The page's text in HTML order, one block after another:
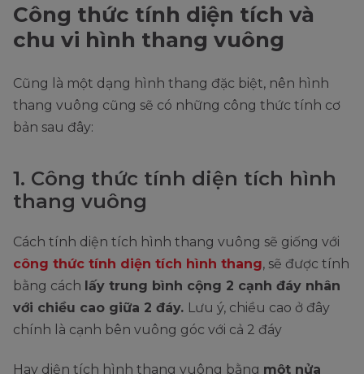
Công thức tính diện tích và
chu vi hình thang vuông
Cũng là một dạng hình thang đặc biệt, nên hình
thang vuông cũng sẽ có những công thức tính cơ
bản sau đây:
1. Công thức tính diện tích hình
thang vuông
Cách tính diện tích hình thang vuông sẽ giống với
công thức tính diện tích hình thang, sẽ được tính
bằng cách lấy trung bình cộng 2 cạnh đáy nhân
với chiều cao giữa 2 đáy. Lưu ý, chiều cao ở đây
chính là cạnh bên vuông góc với cả 2 đáy
Hay diện tích hình thang vuông bằng một nửa